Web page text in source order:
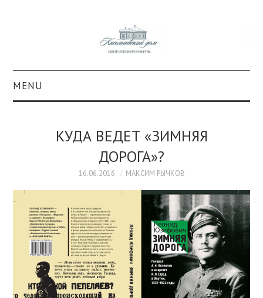
MENU
КОЛЛЕКЦИИ
КУЛЬТУРА
ОБРАЗОВАНИЕ
ПРОСВЕЩЕНИЕ
КУДА ВЕДЕТ «ЗИМНЯЯ
ДОРОГА»?
16.06.2016 МАКСИМ РЫЧКОВ